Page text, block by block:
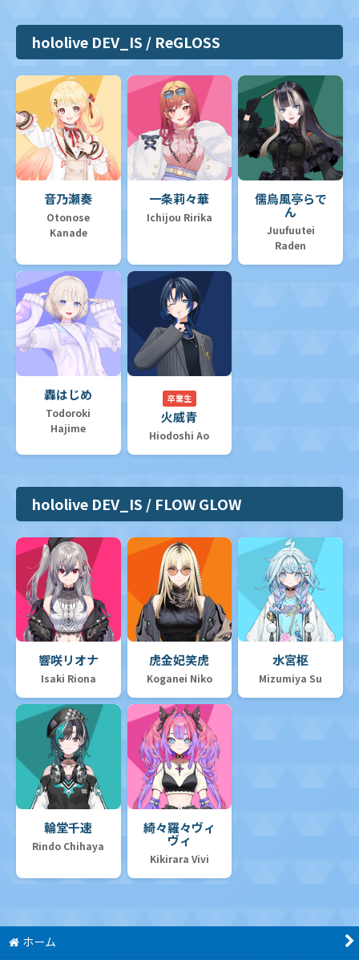
hololive DEV_IS / ReGLOSS
音乃瀬奏
Otonose
Kanade
一条莉々華
Ichijou Ririka
儒烏風亭らで
ん
Juufuutei
Raden
轟はじめ
Todoroki
Hajime
卒業生
火威青
Hiodoshi Ao
hololive DEV_IS / FLOW GLOW
響咲リオナ
Isaki Riona
虎金妃笑虎
Koganei Niko
水宮枢
Mizumiya Su
輪堂千速
Rindo Chihaya
綺々羅々ヴィ
ヴィ
Kikirara Vivi
ホーム